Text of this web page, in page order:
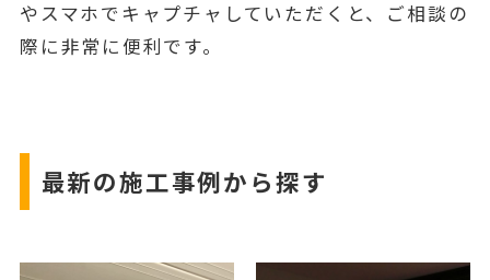
やスマホでキャプチャしていただくと、ご相談の
際に非常に便利です。
最新の施工事例から探す